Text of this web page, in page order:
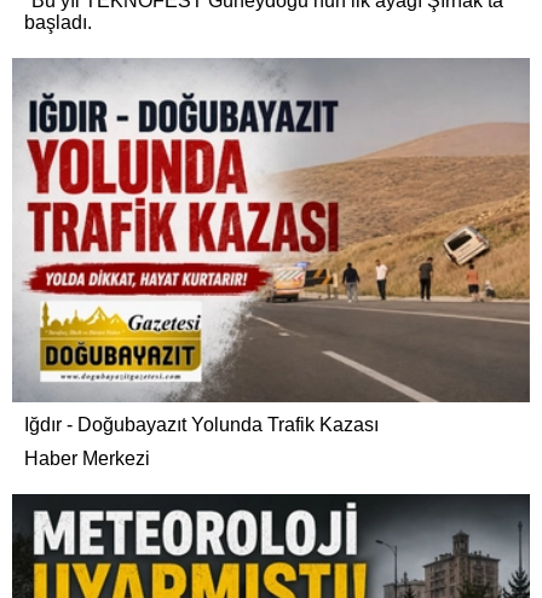
başladı.
Iğdır - Doğubayazıt Yolunda Trafik Kazası
Haber Merkezi